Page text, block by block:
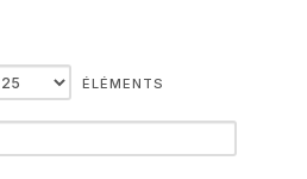
ÉLÉMENTS